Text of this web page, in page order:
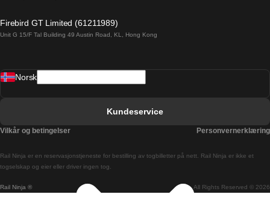
Barcelona Sevilla Tog
Budapest Prague Tog
Firebird GT Limited (61211989)
Unit G 15/F Tal Building 49 Austin Road, KL, Hong Kong
Rail Ninja ® All Rights Reserved © 2026
Rail Ninja er en reservasjons­tjeneste for bestilling av togbilletter på nett. Rail Ninja er ikke et
togselskap og eier eller driver ingen tog.
Norsk
Kundeservice
Vilkår og betingelser Personvernerklæring